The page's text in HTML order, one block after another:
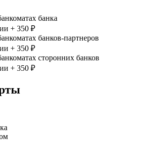
банка
+ 350 ₽
банков-партнеров
+ 350 ₽
сторонних банков
+ 350 ₽